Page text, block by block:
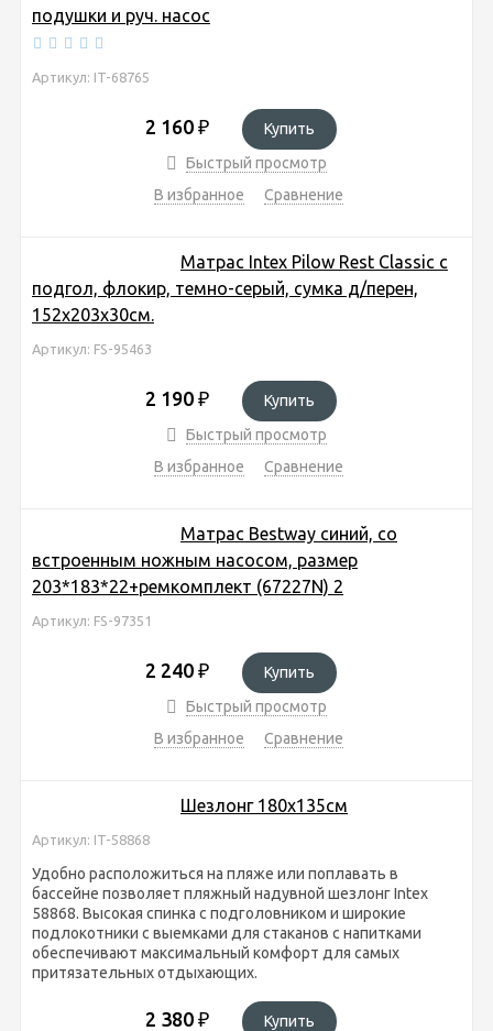
подушки и руч. насос
Артикул: IT-68765
2 160 ₽
Купить
Быстрый просмотр
В избранное
Сравнение
Матрас Intex Pilow Rest Classic с
подгол, флокир, темно-серый, сумка д/перен,
152х203х30см.
Артикул: FS-95463
2 190 ₽
Купить
Быстрый просмотр
В избранное
Сравнение
Матрас Bestway синий, со
встроенным ножным насосом, размер
203*183*22+ремкомплект (67227N) 2
Артикул: FS-97351
2 240 ₽
Купить
Быстрый просмотр
В избранное
Сравнение
Шезлонг 180х135см
Артикул: IT-58868
Удобно расположиться на пляже или поплавать в
бассейне позволяет пляжный надувной шезлонг Intex
58868. Высокая спинка с подголовником и широкие
подлокотники с выемками для стаканов с напитками
обеспечивают максимальный комфорт для самых
притязательных отдыхающих.
2 380 ₽
Купить